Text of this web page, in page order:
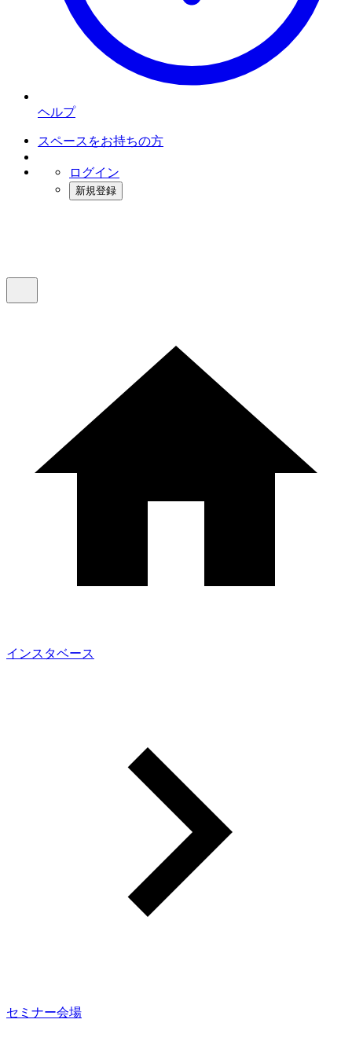
ヘルプ
スペースをお持ちの方
ログイン
新規登録
インスタベース
セミナー会場